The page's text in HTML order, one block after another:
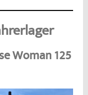
Woman 125